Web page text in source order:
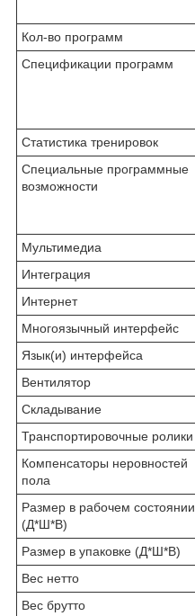
Кол-во программ
Спецификации программ
Статистика тренировок
Специальные программные
возможности
Мультимедиа
Интеграция
Интернет
Многоязычный интерфейс
Язык(и) интерфейса
Вентилятор
Складывание
Транспортировочные ролики
Компенсаторы неровностей
пола
Размер в рабочем состоянии
(Д*Ш*В)
Размер в упаковке (Д*Ш*В)
Вес нетто
Вес брутто